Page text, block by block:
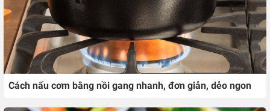
Cách nấu cơm bằng nồi gang nhanh, đơn giản, dẻo ngon